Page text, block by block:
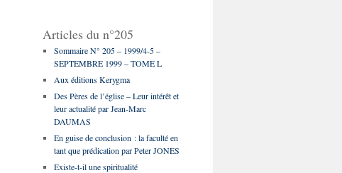
Articles du n°205
Sommaire N° 205 – 1999/4-5 –
SEPTEMBRE 1999 – TOME L
Aux éditions Kerygma
Des Pères de l’église – Leur intérêt et
leur actualité par Jean-Marc
DAUMAS
En guise de conclusion : la faculté en
tant que prédication par Peter JONES
Existe-t-il une spiritualité